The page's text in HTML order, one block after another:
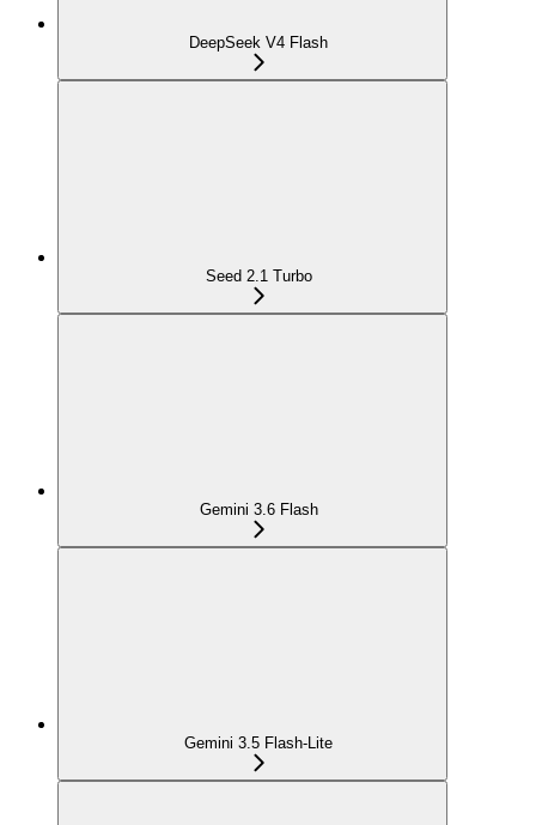
DeepSeek V4 Flash
Seed 2.1 Turbo
Gemini 3.6 Flash
Gemini 3.5 Flash-Lite